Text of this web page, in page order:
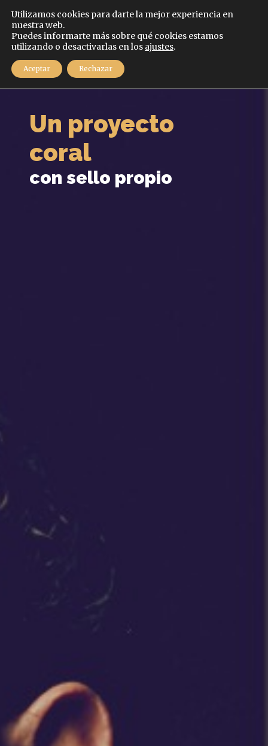
MENÚ
Un proyecto
coral
con sello propio
Español
Utilizamos cookies para darte la mejor experiencia en
nuestra web.
Puedes informarte más sobre qué cookies estamos
utilizando o desactivarlas en los ajustes.
Aceptar Rechazar